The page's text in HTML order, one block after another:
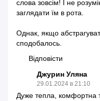
слова зовсім! І не
заглядати їм в рота.
Однак, якщо
сподобалось.
Відповісти
Джурин Уляна
29.01.2024 в 21:10
Дуже тепла, комфортна